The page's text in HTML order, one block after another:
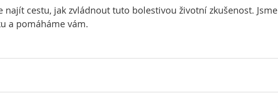
najít cestu, jak zvládnout tuto bolestivou životní zkušenost. Jsme
a pomáháme vám.